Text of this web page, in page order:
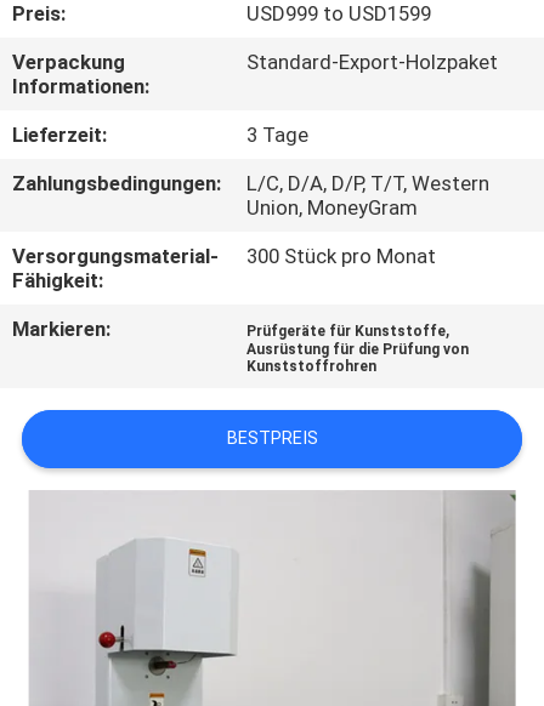
TRETEN
SIE
MIT
UNS
VERBINDUNG
FORDERN
EIN
ZITAT
SITEMAP
POLICY
Preis:
USD999 to USD1599
Verpackung
Informationen:
Standard-Export-Holzpaket
Lieferzeit:
3 Tage
Zahlungsbedingungen:
L/C, D/A, D/P, T/T, Western
Union, MoneyGram
Versorgungsmaterial-
Fähigkeit:
300 Stück pro Monat
Markieren: Prüfgeräte für Kunststoffe,
Ausrüstung für die Prüfung von
Kunststoffrohren
BESTPREIS